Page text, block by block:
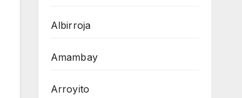
Albirroja
Amambay
Arroyito